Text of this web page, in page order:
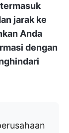
jarak ke
Anda
dengan